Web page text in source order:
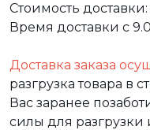
Стоимость доставки:
Время доставки с
Доставка заказа
разгрузка товара в
Вас заранее
силы для разгрузки